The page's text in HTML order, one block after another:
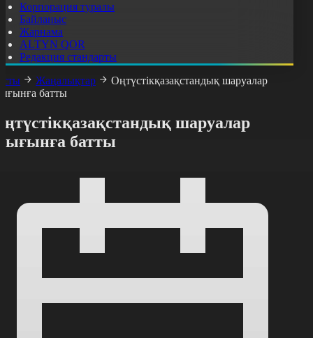
Корпорация туралы
Байланыс
Жарнама
ALTYN QOR
Редакция стандарты
Жаңалықтар
Оңтүстікқазақстандық шаруалар
батты
шаруалар
батты